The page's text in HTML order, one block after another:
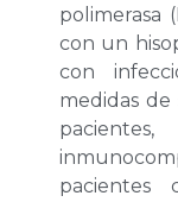
polimerasa
con un
con
medidas
pacientes